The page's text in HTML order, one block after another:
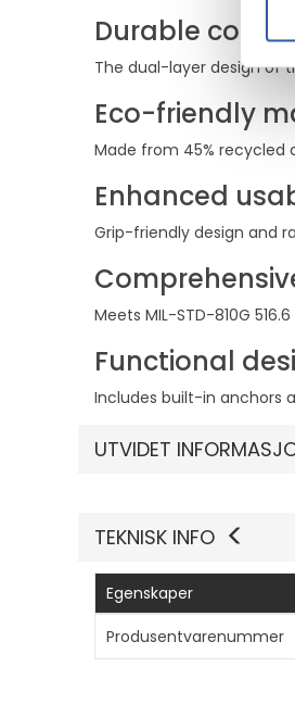
Durable
The dual-layer design of
Eco-friendly
Made from 45%
Enhanced
Grip-friendly design and
Meets MIL-STD-810G
Functional
Includes built-in anchors
UTVIDET
TEKNISK INFO
Egenskaper
Produsentvarenummer